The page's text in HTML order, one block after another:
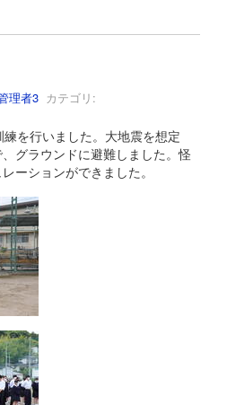
理者3 カテゴリ:
を行いました。大地震を想定
グラウンドに避難しました。怪
ーションができました。